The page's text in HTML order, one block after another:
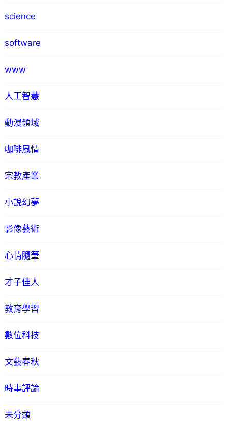
science
software
www
人工智慧
動漫領域
咖啡風情
宗教產業
小說幻夢
影像藝術
心情隨筆
才子佳人
教育學習
數位科技
文藝春秋
時事評論
未分類